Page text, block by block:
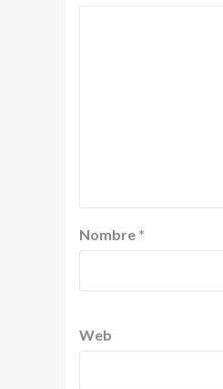
Nombre *
Web